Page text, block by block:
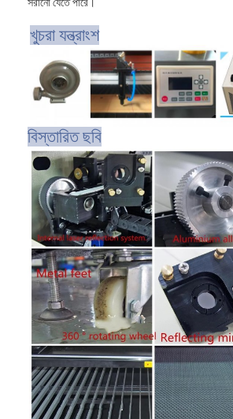
বাড়ি
পণ্য
ভিডিও
আমাদের সম্পর্কে
কারখানা ভ্রমণ
খুচরা যন্ত্রাংশ
বিস্তারিত ছবি